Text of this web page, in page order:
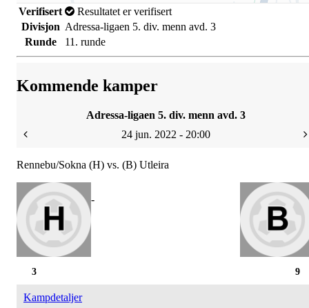
Verifisert
Resultatet er verifisert
Divisjon Adressa-ligaen 5. div. menn avd. 3
Runde
11. runde
Kommende kamper
Adressa-ligaen 5. div. menn avd. 3
24 jun. 2022 - 20:00
Rennebu/Sokna (H) vs. (B) Utleira
-
9
3
Kampdetaljer